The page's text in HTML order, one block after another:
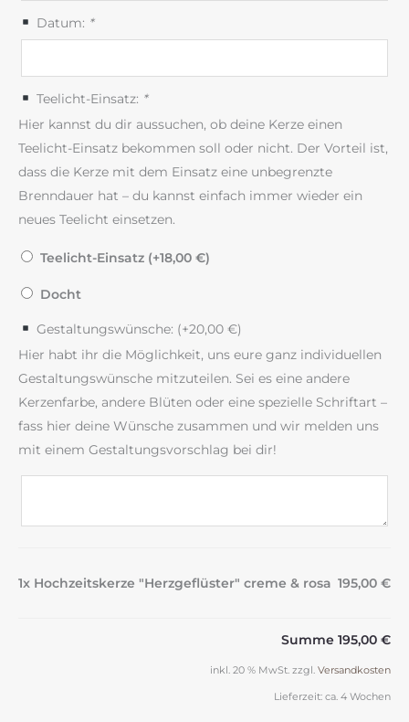
Datum: *
Teelicht-Einsatz: *
Hier kannst du dir aussuchen, ob deine Kerze einen
Teelicht-Einsatz bekommen soll oder nicht. Der Vorteil ist,
dass die Kerze mit dem Einsatz eine unbegrenzte
Brenndauer hat – du kannst einfach immer wieder ein
neues Teelicht einsetzen.
Teelicht-Einsatz (+18,00 €)
Docht
Gestaltungswünsche: (+20,00 €)
Hier habt ihr die Möglichkeit, uns eure ganz individuellen
Gestaltungswünsche mitzuteilen. Sei es eine andere
Kerzenfarbe, andere Blüten oder eine spezielle Schriftart –
fass hier deine Wünsche zusammen und wir melden uns
mit einem Gestaltungsvorschlag bei dir!
1x Hochzeitskerze "Herzgeflüster" creme & rosa 195,00 €
Summe 195,00 €
inkl. 20 % MwSt. zzgl. Versandkosten
Lieferzeit: ca. 4 Wochen